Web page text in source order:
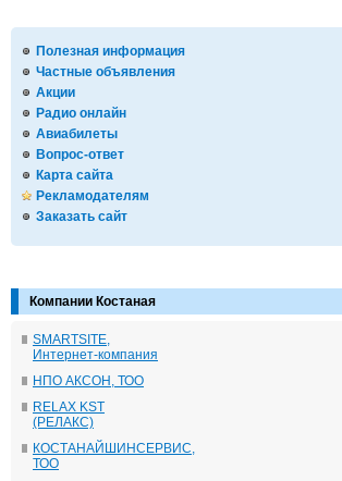
Полезная информация
Частные объявления
Акции
Радио онлайн
Авиабилеты
Вопрос-ответ
Карта сайта
Рекламодателям
Заказать сайт
Компании Костаная
SMARTSITE,
Интернет-компания
НПО АКСОН, ТОО
RELAX KST
(РЕЛАКС)
КОСТАНАЙШИНСЕРВИС,
ТОО